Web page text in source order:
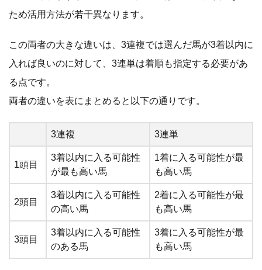
ため活用方法が若干異なります。
この両者の大きな違いは、3連複では選んだ馬が3着以内に
入れば良いのに対して、3連単は着順も指定する必要があ
る点です。
両者の違いを表にまとめると以下の通りです。
3連複 3連単
1頭目
3着以内に入る可能性
が最も高い馬
1着に入る可能性が最
も高い馬
2頭目
3着以内に入る可能性
の高い馬
2着に入る可能性が最
も高い馬
3頭目
3着以内に入る可能性
のある馬
3着に入る可能性が最
も高い馬